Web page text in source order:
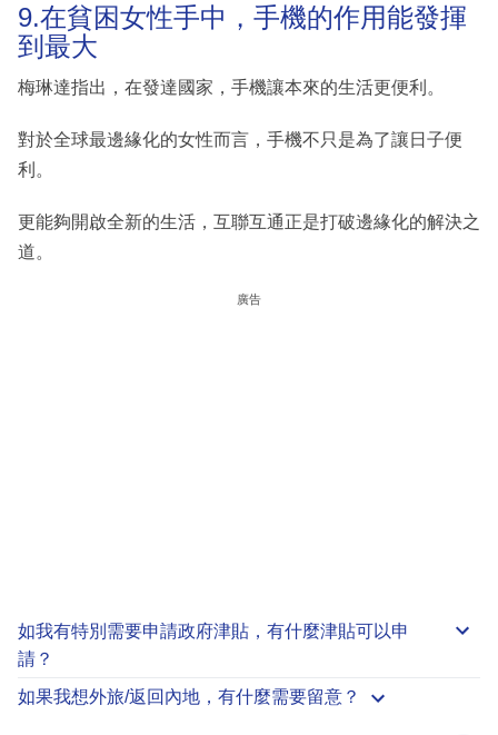
9.在貧困女性手中，手機的作用能發揮
到最大
梅琳達指出，在發達國家，手機讓本來的生活更便利。
對於全球最邊緣化的女性而言，手機不只是為了讓日子便
利。
更能夠開啟全新的生活，互聯互通正是打破邊緣化的解決之
道。
廣告
如我有特別需要申請政府津貼 ，有什麼津貼可以申
請？
如果我想外旅/返回內地，有什麼需要留意？